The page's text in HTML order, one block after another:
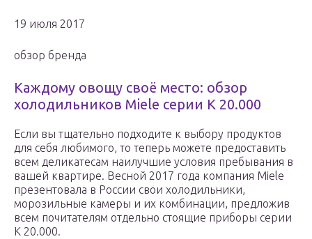
19 июля 2017
обзор бренда
Каждому овощу своё место: обзор
холодильников Miele серии K 20.000
Если вы тщательно подходите к выбору продуктов
для себя любимого, то теперь можете предоставить
всем деликатесам наилучшие условия пребывания в
вашей квартире. Весной 2017 года компания Miele
презентовала в России свои холодильники,
морозильные камеры и их комбинации, предложив
всем почитателям отдельно стоящие приборы серии
K 20.000.